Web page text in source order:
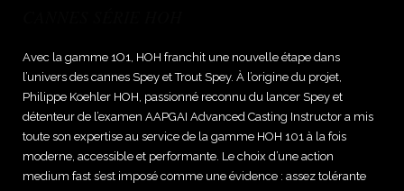
Avec la gamme 1O1, HOH franchit une nouvelle étape dans
l’univers des cannes Spey et Trout Spey. À l’origine du projet,
Philippe Koehler HOH, passionné reconnu du lancer Spey et
détenteur de l’examen AAPGAI Advanced Casting Instructor a mis
toute son expertise au service de la gamme HOH 101 à la fois
moderne, accessible et performante. Le choix d’une action
medium fast s’est imposé comme une évidence : assez tolérante